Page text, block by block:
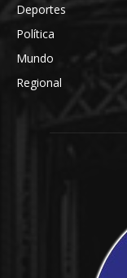
Deportes
Política
Mundo
Regional